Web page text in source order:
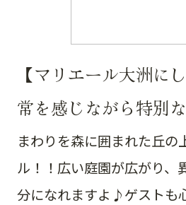
【マリエール大洲に
常を感じながら特別
まわりを森に囲まれた丘の
ル！！広い庭園が広がり、
分になれますよ♪ゲストも